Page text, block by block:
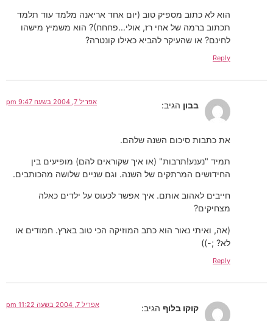
הוא לא כתוב מספיק טוב (יום אחד אריאנה מלמד עוד תלמד
תכתוב ברמה של אחי רז, אולי…פחחח)? הוא משמיץ מישהו
לחינם? או שהעיקר להביא כאילו קונטרה?
Reply
בבון הגיב: אפריל 7, 2004 בשעה 9:47 pm
את כתבות סיכום השנה שלהם.
תמיד "נענע!תרבות" (או איך שקוראים להם) מופיעים בין
החידושים המרתקים של השנה. וגם שניים שלושה מהכותבים.
חייבים לאהוב אותם. איך אפשר לכעוס על ילדים כאלה
מצחיקים?
(אה, ואיתי נאור הוא כתב המוזיקה הכי טוב בארץ. חמודים או
לא? ;-))
Reply
קוקו בלוף הגיב: אפריל 7, 2004 בשעה 11:22 pm